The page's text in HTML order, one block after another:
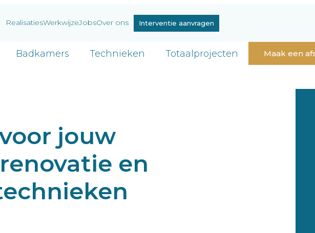
RealisatiesWerkwijzeJobsOver ons Interventie aanvragen
Badkamers Technieken Totaalprojecten Maak een
jouw
en